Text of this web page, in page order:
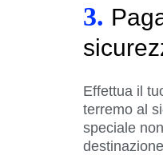
3.
Effettua il
terremo al
speciale